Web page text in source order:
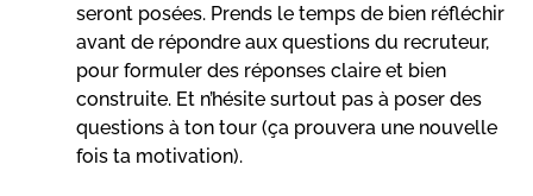
seront posées. Prends le temps de bien réfléchir
avant de répondre aux questions du recruteur,
pour formuler des réponses claire et bien
construite. Et n’hésite surtout pas à poser des
questions à ton tour (ça prouvera une nouvelle
fois ta motivation).